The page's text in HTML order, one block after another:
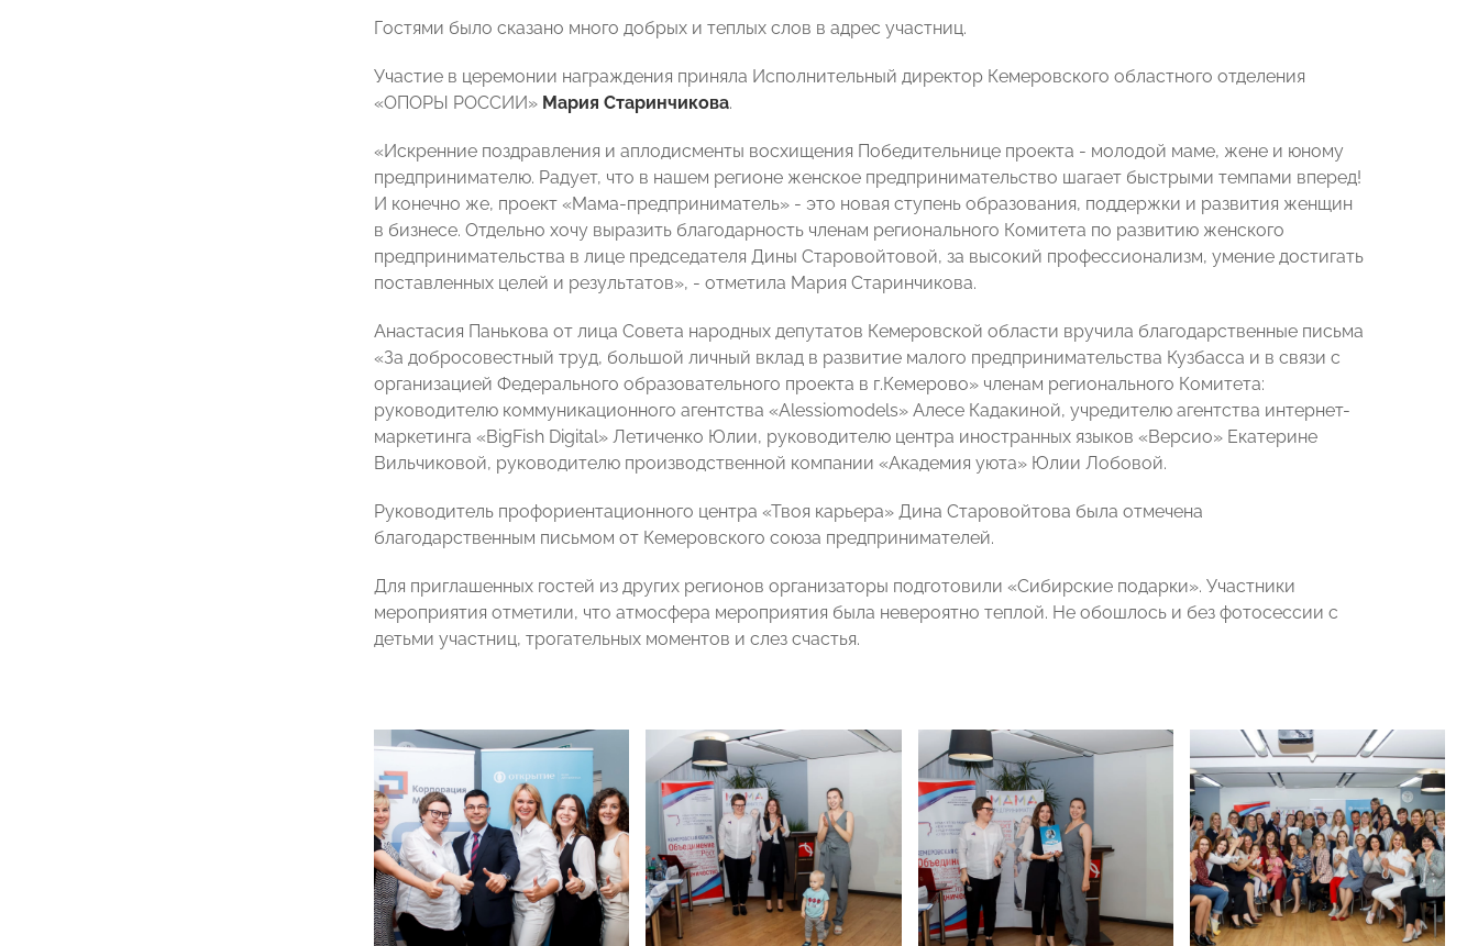
Гостями было сказано много добрых и теплых слов в адрес участниц.
Участие в церемонии награждения приняла Исполнительный директор Кемеровского областного отделения
«ОПОРЫ РОССИИ» Мария Старинчикова.
«Искренние поздравления и аплодисменты восхищения Победительнице проекта - молодой маме, жене и юному
предпринимателю. Радует, что в нашем регионе женское предпринимательство шагает быстрыми темпами вперед!
И конечно же, проект «Мама-предприниматель» - это новая ступень образования, поддержки и развития женщин
в бизнесе. Отдельно хочу выразить благодарность членам регионального Комитета по развитию женского
предпринимательства в лице председателя Дины Старовойтовой, за высокий профессионализм, умение достигать
поставленных целей и результатов», - отметила Мария Старинчикова.
Анастасия Панькова от лица Совета народных депутатов Кемеровской области вручила благодарственные письма
«За добросовестный труд, большой личный вклад в развитие малого предпринимательства Кузбасса и в связи с
организацией Федерального образовательного проекта в г.Кемерово» членам регионального Комитета:
руководителю коммуникационного агентства «Alessiomodels» Алесе Кадакиной, учредителю агентства интернет-
маркетинга «BigFish Digital» Летиченко Юлии, руководителю центра иностранных языков «Версио» Екатерине
Вильчиковой, руководителю производственной компании «Академия уюта» Юлии Лобовой.
Руководитель профориентационного центра «Твоя карьера» Дина Старовойтова была отмечена
благодарственным письмом от Кемеровского союза предпринимателей.
Для приглашенных гостей из других регионов организаторы подготовили «Сибирские подарки». Участники
мероприятия отметили, что атмосфера мероприятия была невероятно теплой. Не обошлось и без фотосессии с
детьми участниц, трогательных моментов и слез счастья.